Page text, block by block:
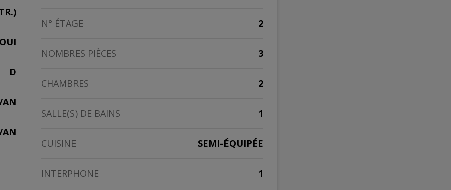
OUI
D
AN
AN
N° ÉTAGE 2
NOMBRES PIÈCES 3
CHAMBRES 2
SALLE(S) DE BAINS 1
CUISINE SEMI-ÉQUIPÉE
INTERPHONE 1